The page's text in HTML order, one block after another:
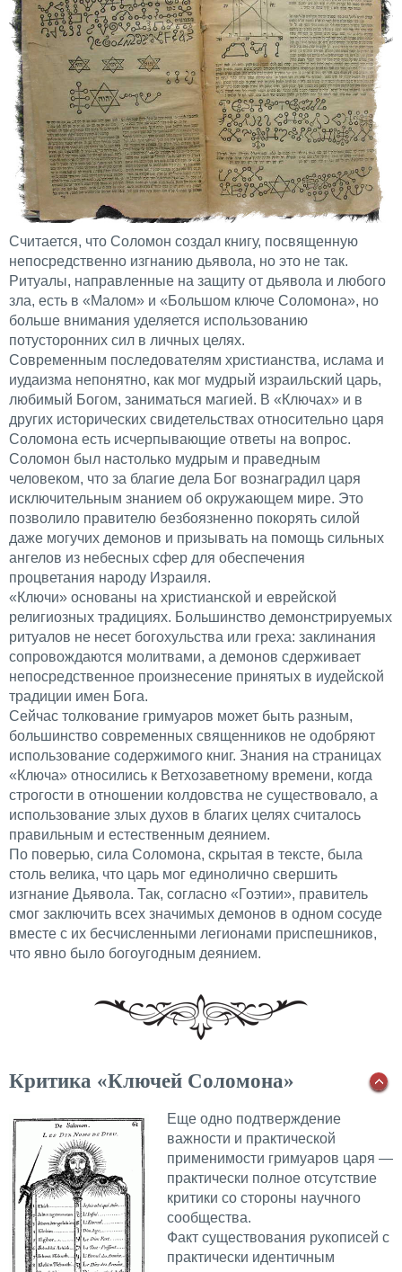
Считается, что Соломон создал книгу, посвященную
непосредственно изгнанию дьявола, но это не так.
Ритуалы, направленные на защиту от дьявола и любого
зла, есть в «Малом» и «Большом ключе Соломона», но
больше внимания уделяется использованию
потусторонних сил в личных целях.
Современным последователям христианства, ислама и
иудаизма непонятно, как мог мудрый израильский царь,
любимый Богом, заниматься магией. В «Ключах» и в
других исторических свидетельствах относительно царя
Соломона есть исчерпывающие ответы на вопрос.
Соломон был настолько мудрым и праведным
человеком, что за благие дела Бог вознаградил царя
исключительным знанием об окружающем мире. Это
позволило правителю безбоязненно покорять силой
даже могучих демонов и призывать на помощь сильных
ангелов из небесных сфер для обеспечения
процветания народу Израиля.
«Ключи» основаны на христианской и еврейской
религиозных традициях. Большинство демонстрируемых
ритуалов не несет богохульства или греха: заклинания
сопровождаются молитвами, а демонов сдерживает
непосредственное произнесение принятых в иудейской
традиции имен Бога.
Сейчас толкование гримуаров может быть разным,
большинство современных священников не одобряют
использование содержимого книг. Знания на страницах
«Ключа» относились к Ветхозаветному времени, когда
строгости в отношении колдовства не существовало, а
использование злых духов в благих целях считалось
правильным и естественным деянием.
По поверью, сила Соломона, скрытая в тексте, была
столь велика, что царь мог единолично свершить
изгнание Дьявола. Так, согласно «Гоэтии», правитель
смог заключить всех значимых демонов в одном сосуде
вместе с их бесчисленными легионами приспешников,
что явно было богоугодным деянием.
Критика «Ключей Соломона»
Еще одно подтверждение
важности и практической
применимости гримуаров царя —
практически полное отсутствие
критики со стороны научного
сообщества.
Факт существования рукописей с
практически идентичным